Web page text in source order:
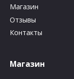
Магазин
Отзывы
Контакты
Магазин